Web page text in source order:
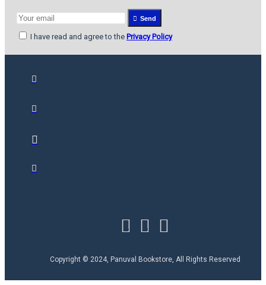
Send
I have read and agree to the Privacy Policy
Copyright © 2024, Panuval Bookstore, All Rights Reserved